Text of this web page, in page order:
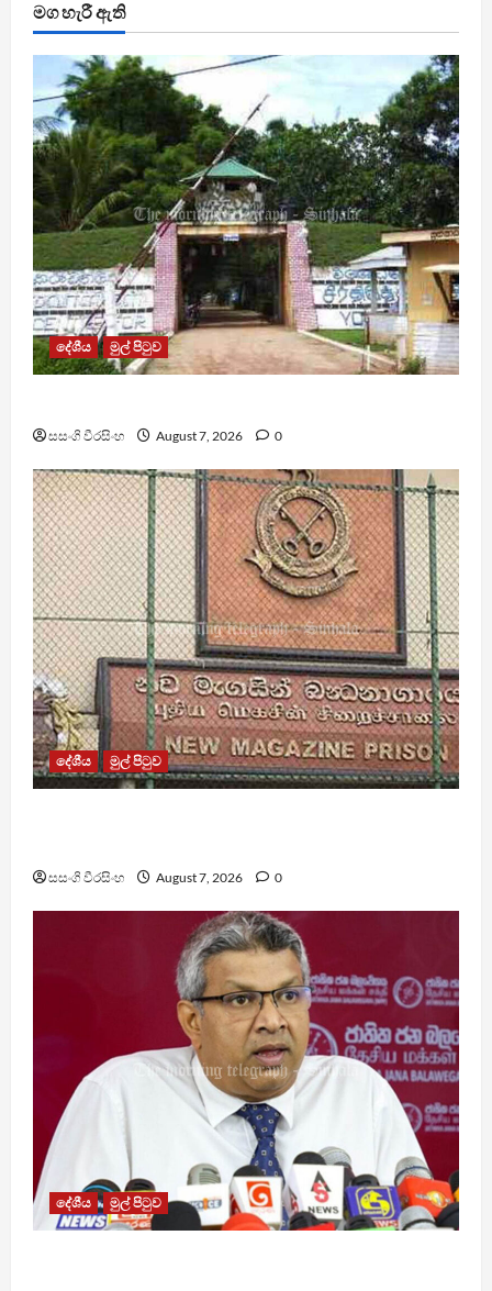
මග හැරී ඇති
දේශීය මුල් පිටුව
සසංගි වීරසිංහ August 7, 2026 0
දේශීය මුල් පිටුව
සසංගි වීරසිංහ August 7, 2026 0
දේශීය මුල් පිටුව